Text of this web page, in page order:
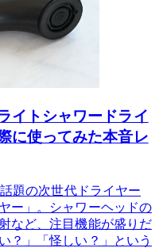
イトシャワードライ
に使ってみた本音レ
題の次世代ドライヤー
ー」。シャワーヘッドの
など、注目機能が盛りだ
？」「怪しい？」という